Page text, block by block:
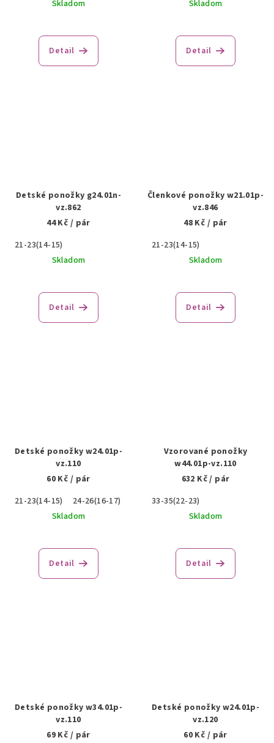
Skladom
Detail
Skladom
Detail
Detské ponožky g24.01n-
vz.862
44 Kč / pár
21-23(14-15)
Skladom
Detail
Členkové ponožky w21.01p-
vz.846
48 Kč / pár
21-23(14-15)
Skladom
Detail
Detské ponožky w24.01p-
vz.110
60 Kč / pár
21-23(14-15)
24-26(16-17)
Skladom
Detail
Vzorované ponožky
w44.01p-vz.110
632 Kč/ pár
33-35(22-23)
Skladom
Detail
Detské ponožky w34.01p-
vz.110
69 Kč / pár
Detské ponožky w24.01p-
vz.120
60 Kč / pár